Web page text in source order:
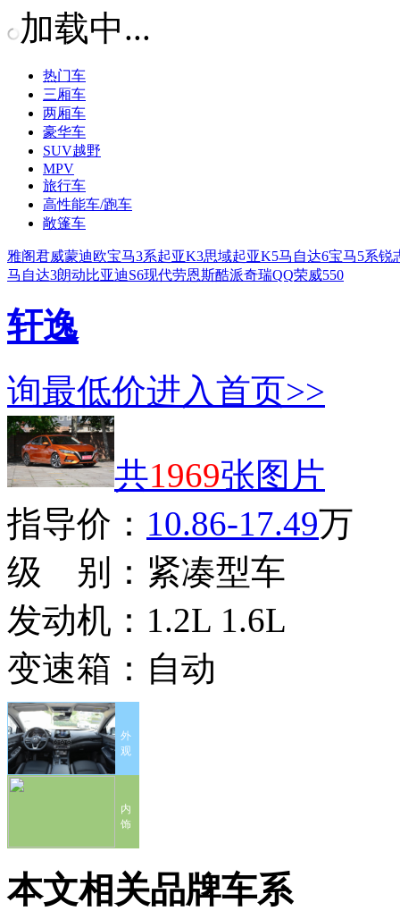
加载中...
热门车
三厢车
两厢车
豪华车
SUV越野
MPV
旅行车
高性能车/跑车
敞篷车
雅阁君威蒙迪欧宝马3系起亚K3思域起亚K5马自达6宝马5系锐
马自达3朗动比亚迪S6现代劳恩斯酷派奇瑞QQ荣威550
轩逸
询最低价进入首页>>
共1969张图片
指导价： 10.86-17.49万
级 别： 紧凑型车
发动机： 1.2L 1.6L
变速箱： 自动
外
观
内
饰
本文相关品牌车系